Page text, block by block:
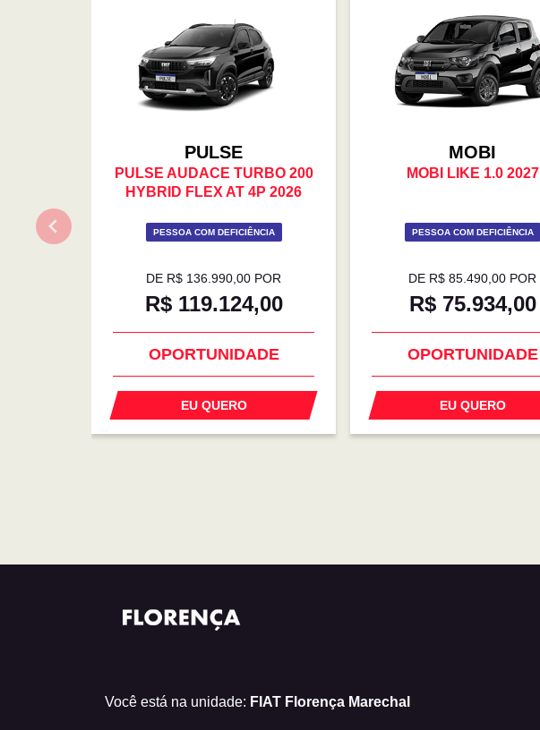
PULSE
PULSE AUDACE TURBO 200
HYBRID FLEX AT 4P 2026
PESSOA COM DEFICIÊNCIA
DE R$ 136.990,00 POR
R$ 119.124,00
OPORTUNIDADE
EU QUERO
MOBI
MOBI LIKE 1.0 2027
PESSOA COM DEFICIÊNCIA
DE R$ 85.490,00 POR
R$ 75.934,00
OPORTUNIDADE
EU QUERO
Você está na unidade: FIAT Florença Marechal